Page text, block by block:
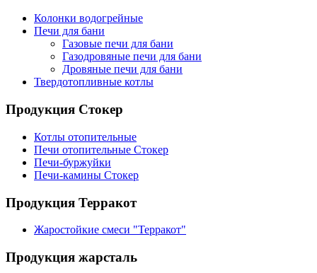
Колонки водогрейные
Печи для бани
Газовые печи для бани
Газодровяные печи для бани
Дровяные печи для бани
Твердотопливные котлы
Продукция Стокер
Котлы отопительные
Печи отопительные Стокер
Печи-буржуйки
Печи-камины Стокер
Продукция Терракот
Жаростойкие смеси "Терракот"
Продукция жарсталь